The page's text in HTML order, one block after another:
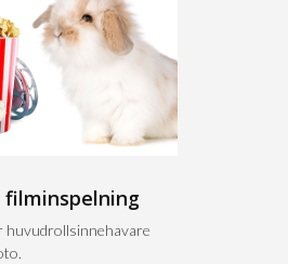
filminspelning
huvudrollsinnehavare